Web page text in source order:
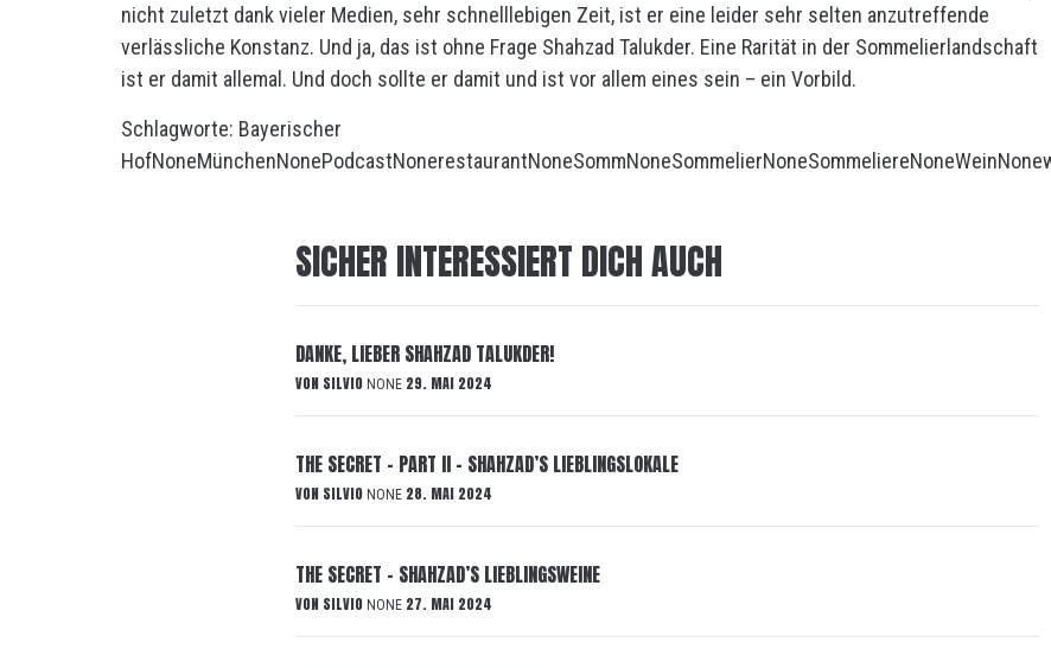
nicht zuletzt dank vieler Medien, sehr schnelllebigen Zeit, ist er eine leider sehr selten anzutreffende
verlässliche Konstanz. Und ja, das ist ohne Frage Shahzad Talukder. Eine Rarität in der Sommelierlandschaft
ist er damit allemal. Und doch sollte er damit und ist vor allem eines sein – ein Vorbild.
Schlagworte: Bayerischer
HofNoneMünchenNonePodcastNonerestaurantNoneSommNoneSommelierNoneSommeliereNoneWeinNone
SICHER INTERESSIERT DICH AUCH
DANKE, LIEBER SHAHZAD TALUKDER!
VON SILVIO NONE 29. MAI 2024
THE SECRET – PART II – SHAHZAD’S LIEBLINGSLOKALE
VON SILVIO NONE 28. MAI 2024
THE SECRET – SHAHZAD’S LIEBLINGSWEINE
VON SILVIO NONE 27. MAI 2024